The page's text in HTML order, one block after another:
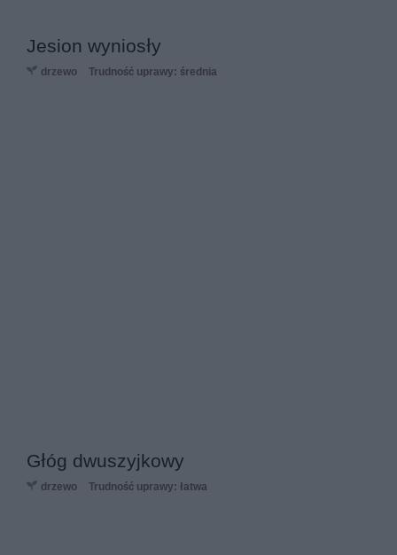
Jesion wyniosły
drzewo Trudność uprawy: średnia
Głóg dwuszyjkowy
drzewo Trudność uprawy: łatwa